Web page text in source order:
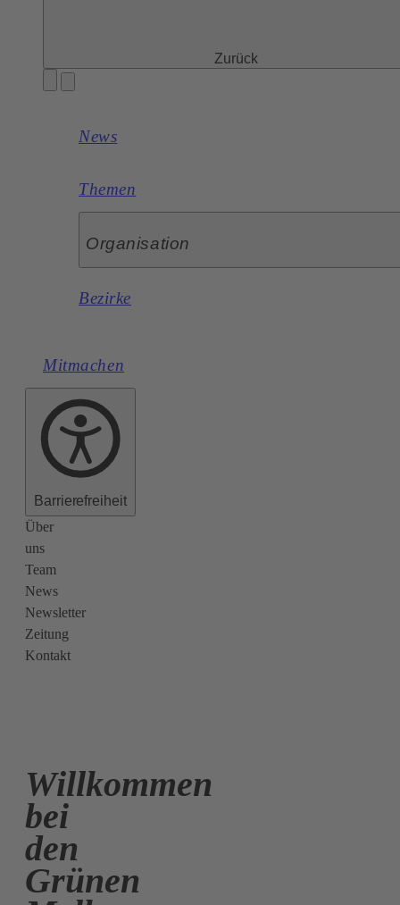
Zurück
News
Themen
Organisation
Bezirke
Mitmachen
Barrierefreiheit
Über
uns
Team
News
Newsletter
Zeitung
Kontakt
Willkommen
bei
den
Grünen